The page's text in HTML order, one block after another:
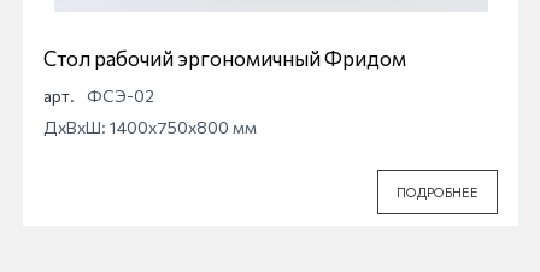
Стол рабочий эргономичный Фридом
арт.
ФСЭ-02
ДхВхШ: 1400x750x800 мм
ПОДРОБНЕЕ